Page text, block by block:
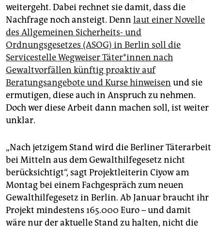
weitergeht. Dabei rechnet sie damit, dass die
Nachfrage noch ansteigt. Denn laut einer Novelle
des Allgemeinen Sicherheits- und
Ordnungsgesetzes (ASOG) in Berlin soll die
Servicestelle Wegweiser Tä­te­r*in­nen nach
Gewaltvorfällen künftig proaktiv auf
Beratungsangebote und Kurse hinweisen und sie
ermutigen, diese auch in Anspruch zu nehmen.
Doch wer diese Arbeit dann machen soll, ist weiter
unklar.
„Nach jetzigem Stand wird die Berliner Täterarbeit
bei Mitteln aus dem Gewalthilfegesetz nicht
berücksichtigt“, sagt Projektleiterin Ciyow am
Montag bei einem Fachgespräch zum neuen
Gewalthilfegesetz in Berlin. Ab Januar braucht ihr
Projekt mindestens 165.000 Euro – und damit
wäre nur der aktuelle Stand zu halten, nicht die